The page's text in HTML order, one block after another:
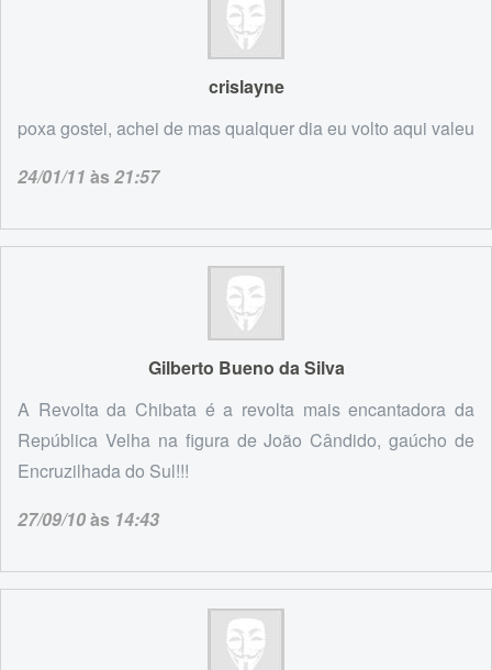
crislayne
poxa gostei, achei de mas qualquer dia eu volto aqui valeu
24/01/11 às21:57
Gilberto Bueno da Silva
A Revolta da Chibata é a revolta mais encantadora da
República Velha na figura de João Cândido, gaúcho de
Encruzilhada do Sul!!!
27/09/10às 14:43